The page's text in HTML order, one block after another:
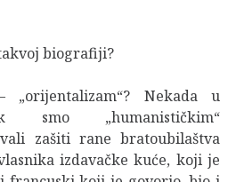
biografiji?
Nekada u
smo „humanističkim“
zašiti rane bratoubilaštva
izdavačke kuće, koji je